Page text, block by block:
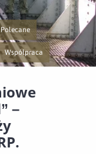
kategorii Zarządzanie
strony z listą publikacji
Polecane
Przejście do nowej strony z
kategorii Interoperacyjność
z listą publikacji o
Współpraca
Przejście do nowej strony z
–